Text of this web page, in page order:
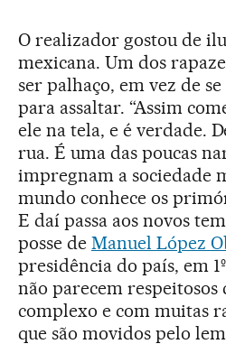
O realizador gostou de
mexicana. Um dos
ser palhaço, em vez de
para assaltar. “Assim
ele na tela, e é verdade.
rua. É uma das poucas
impregnam a sociedade
mundo conhece os
E daí passa aos novos
posse de Manuel López
presidência do país, em
não parecem respeitosos
complexo e com muitas
que são movidos pelo